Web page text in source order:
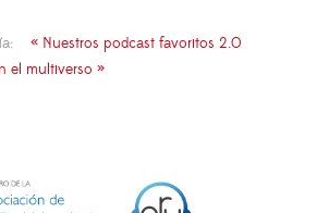
« Nuestros podcast favoritos 2.0
el multiverso »